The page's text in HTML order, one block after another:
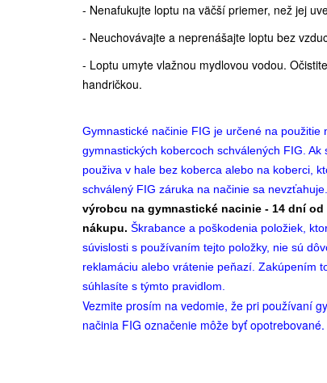
- Nenafukujte loptu na väčší priemer, než jej
- Neuchovávajte a neprenášajte loptu bez
- Loptu umyte vlažnou mydlovou vodou.
handričkou.
Gymnastické načinie FIG je určené na použitie
gymnastických kobercoch schválených FIG. Ak
použiva v hale bez koberca alebo na koberci,
schválený FIG záruka na načinie sa nevzťahuje.
výrobcu na gymnastické nacinie - 14 dní od
nákupu. Škrabance a poškodenia položiek,
súvislosti s používaním tejto položky, nie sú
reklamáciu alebo vrátenie peňazí. Zakúpením
súhlasíte s týmto pravidlom.
Vezmite prosím na vedomie, že pri používaní
načinia FIG označenie môže byť opotrebované.